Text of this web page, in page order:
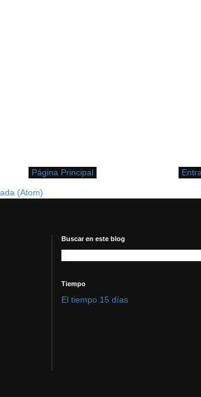
Página Principal
(Atom)
Buscar en este blog
Tiempo
El tiempo 15 días